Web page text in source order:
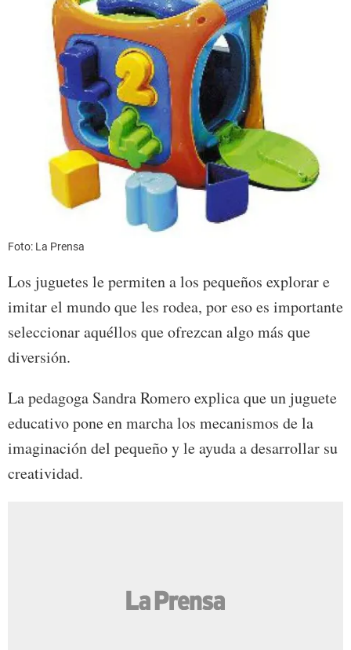
Foto: La Prensa
Los juguetes le permiten a los pequeños explorar e
imitar el mundo que les rodea, por eso es importante
seleccionar aquéllos que ofrezcan algo más que
diversión.
La pedagoga Sandra Romero explica que un juguete
educativo pone en marcha los mecanismos de la
imaginación del pequeño y le ayuda a desarrollar su
creatividad.